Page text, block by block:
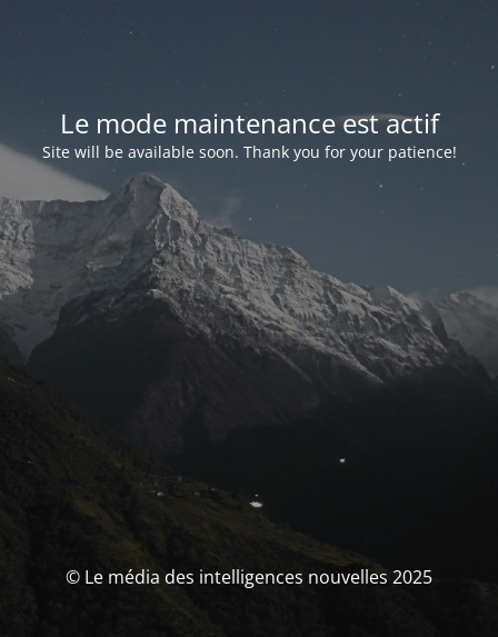
Le mode maintenance est actif
Site will be available soon. Thank you for your patience!
© Le média des intelligences nouvelles 2025